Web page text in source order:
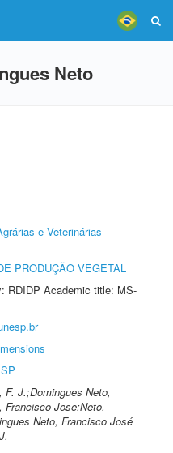
Neto
e Veterinárias
PRODUÇÃO VEGETAL
RDIDP Academic title: MS-
F. J.;Domingues Neto,
Francisco Jose;Neto,
Neto, Francisco José